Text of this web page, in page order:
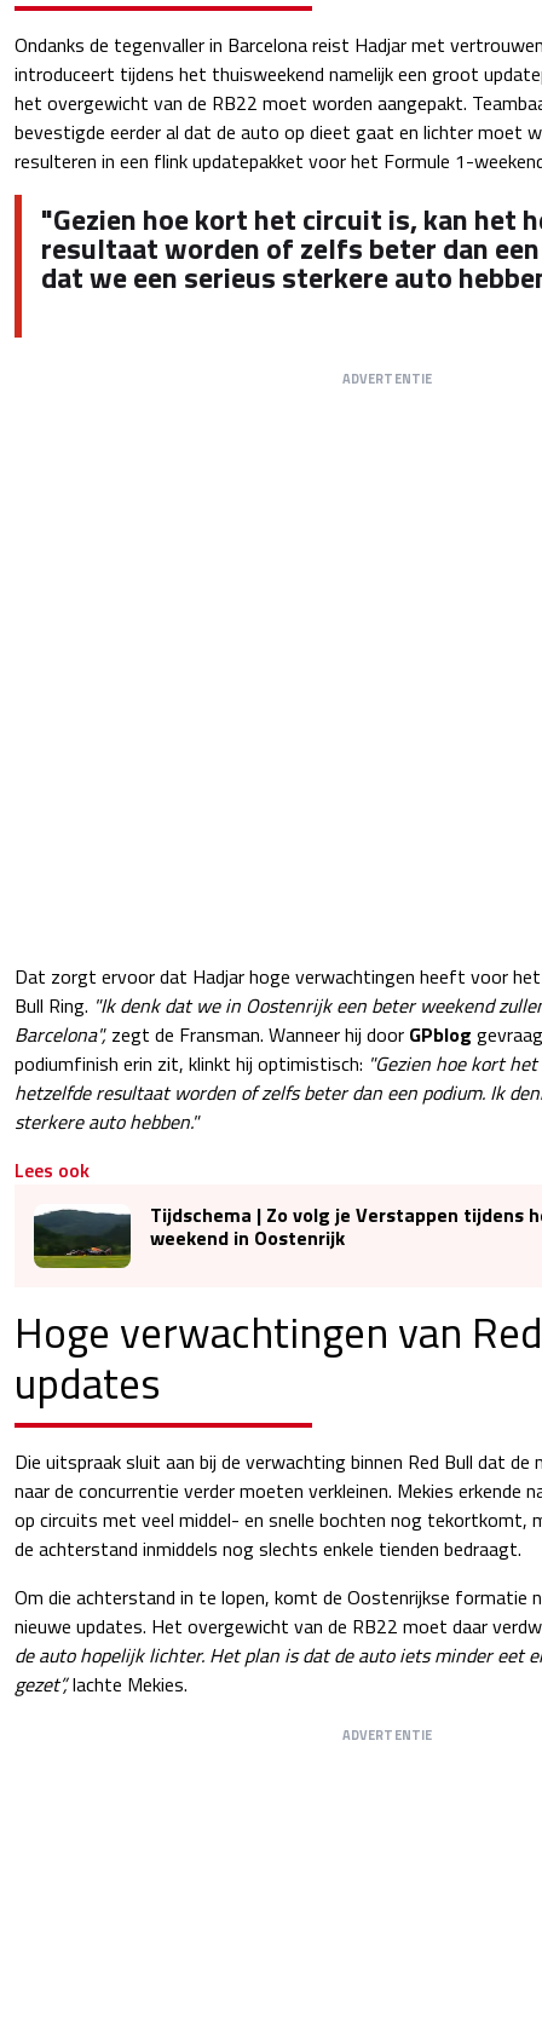
Ondanks de tegenvaller in Barcelona reist Hadjar met
introduceert tijdens het thuisweekend namelijk een groot
het overgewicht van de RB22 moet worden aangepakt.
bevestigde eerder al dat de auto op dieet gaat en lichter moet
resulteren in een flink updatepakket voor het Formule 1-
"Gezien hoe kort het circuit is, kan het
resultaat worden of zelfs beter dan
dat we een serieus sterkere auto
ADVERTENTIE
Dat zorgt ervoor dat Hadjar hoge verwachtingen heeft voor het
Bull Ring. "Ik denk dat we in Oostenrijk een beter weekend
Barcelona", zegt de Fransman. Wanneer hij door GPblog
podiumfinish erin zit, klinkt hij optimistisch: "Gezien hoe kort
hetzelfde resultaat worden of zelfs beter dan een podium. Ik
sterkere auto hebben."
Lees ook
Tijdschema | Zo volg je Verstappen tijdens
weekend in Oostenrijk
Hoge verwachtingen van
updates
Die uitspraak sluit aan bij de verwachting binnen Red Bull dat
naar de concurrentie verder moeten verkleinen. Mekies erkende
op circuits met veel middel- en snelle bochten nog tekortkomt,
de achterstand inmiddels nog slechts enkele tienden bedraagt.
Om die achterstand in te lopen, komt de Oostenrijkse formatie
nieuwe updates. Het overgewicht van de RB22 moet daar
de auto hopelijk lichter. Het plan is dat de auto iets minder eet
gezet”,lachte Mekies.
ADVERTENTIE